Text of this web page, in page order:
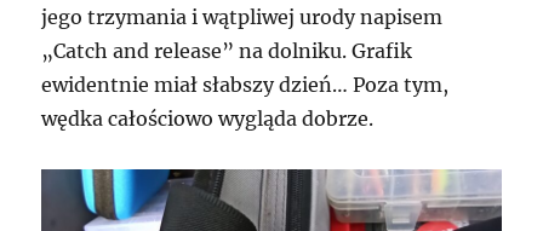
jego trzymania i wątpliwej urody napisem
„Catch and release” na dolniku. Grafik
ewidentnie miał słabszy dzień… Poza tym,
wędka całościowo wygląda dobrze.